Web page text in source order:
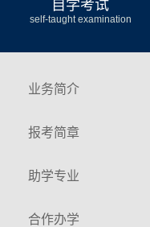
自学考试
self-taught examination
业务简介
报考简章
助学专业
合作办学